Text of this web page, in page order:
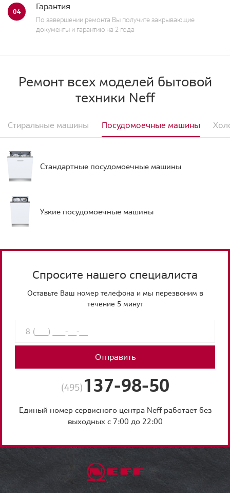
04 Гарантия
По завершении ремонта Вы получите закрывающие
документы и гарантию на 2 года
Ремонт всех моделей бытовой
техники Neff
Стиральные машины Посудомоечные машины
Стандартные посудомоечные машины
Узкие посудомоечные машины
Спросите нашего специалиста
Оставьте Ваш номер телефона и мы перезвоним в
течение 5 минут
Отправить
(495) 137-98-50
Единый номер сервисного центра Neff работает без
выходных с 7:00 до 22:00